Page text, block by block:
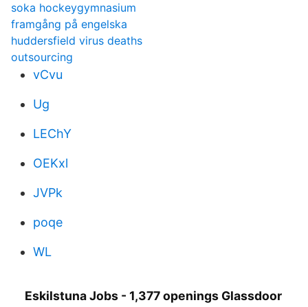
soka hockeygymnasium
framgång på engelska
huddersfield virus deaths
outsourcing
vCvu
Ug
LEChY
OEKxl
JVPk
poqe
WL
Eskilstuna Jobs - 1,377 openings Glassdoor